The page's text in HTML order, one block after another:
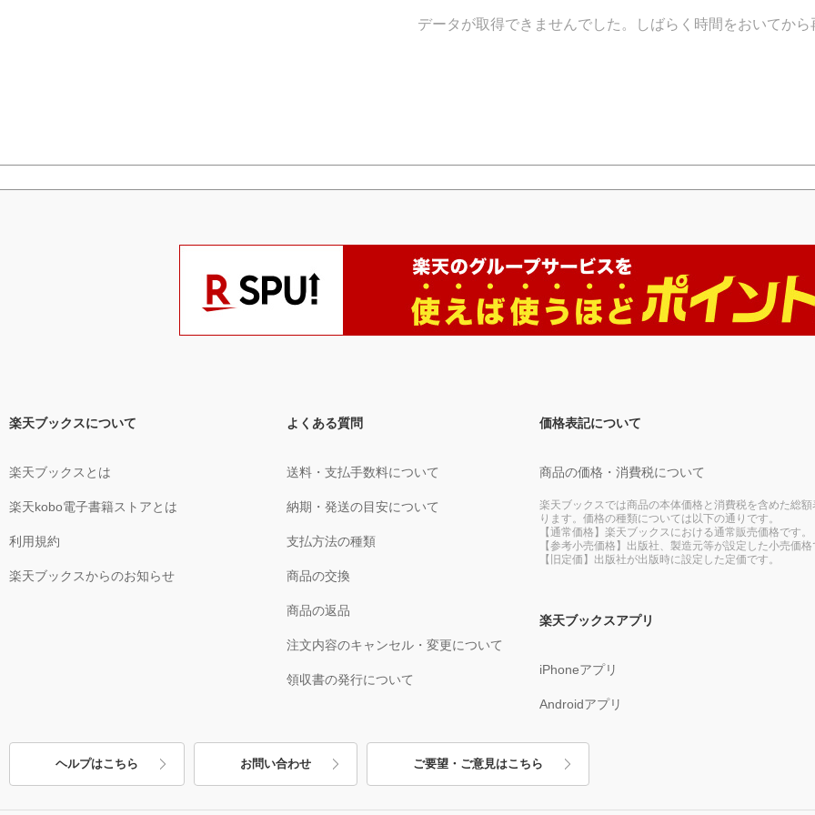
データが取得できませんでした。しばらく時間をおいてか
楽天ブックスについて
楽天ブックスとは
楽天kobo電子書籍ストアとは
利用規約
楽天ブックスからのお知らせ
よくある質問
送料・支払手数料について
納期・発送の目安について
支払方法の種類
商品の交換
商品の返品
注文内容のキャンセル・変更について
領収書の発行について
価格表記について
商品の価格・消費税について
楽天ブックスでは商品の本体価格と消費税を含めた総
ります。価格の種類については以下の通りです。
【通常価格】楽天ブックスにおける通常販売価格です。
【参考小売価格】出版社、製造元等が設定した小売価格
【旧定価】出版社が出版時に設定した定価です。
楽天ブックスアプリ
iPhoneアプリ
Androidアプリ
ヘルプはこちら お問い合わせ ご要望・ご意見はこちら